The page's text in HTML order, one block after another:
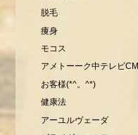
脱毛
痩身
モコス
アメトーーク中テレビCM
お客様(*^。^*)
健康法
アーユルヴェーダ